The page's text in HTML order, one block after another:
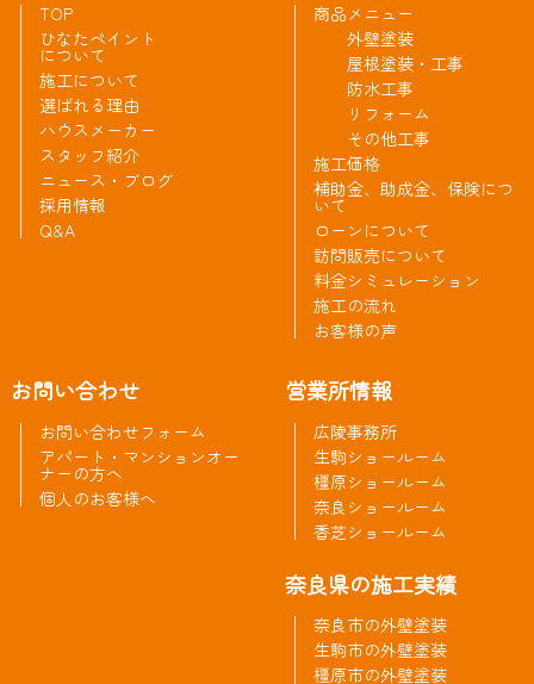
TOP
ひなたペイント
について
施工について
選ばれる理由
ハウスメーカー
スタッフ紹介
ニュース・ブログ
採用情報
Q&A
商品メニュー
外壁塗装
屋根塗装・工事
防水工事
リフォーム
その他工事
施工価格
補助金、助成金、保険につ
いて
ローンについて
訪問販売について
料金シミュレーション
施工の流れ
お客様の声
お問い合わせ
お問い合わせフォーム
アパート・マンションオー
ナーの方へ
個人のお客様へ
営業所情報
広陵事務所
生駒ショールーム
橿原ショールーム
奈良ショールーム
香芝ショールーム
奈良県の施工実績
奈良市の外壁塗装
生駒市の外壁塗装
橿原市の外壁塗装